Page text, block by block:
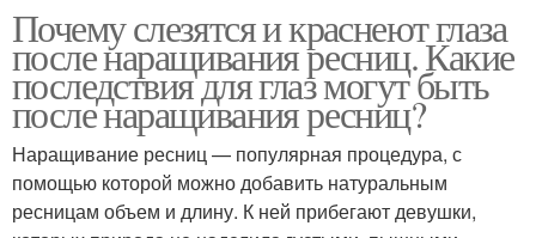
Почему слезятся и краснеют глаза
после наращивания ресниц. Какие
последствия для глаз могут быть
после наращивания ресниц?
Наращивание ресниц — популярная процедура, с
помощью которой можно добавить натуральным
ресницам объем и длину. К ней прибегают девушки,